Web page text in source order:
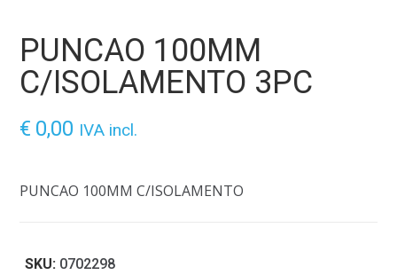
PUNCAO 100MM
C/ISOLAMENTO 3PC
€ 0,00 IVA incl.
PUNCAO 100MM C/ISOLAMENTO
SKU: 0702298